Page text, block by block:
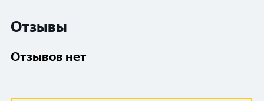
Отзывы
Отзывов нет